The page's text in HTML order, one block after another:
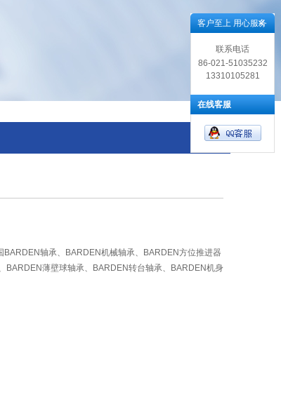
BARDEN轴承、BARDEN机械轴承、BARDEN方位推进器
BARDEN薄壁球轴承、BARDEN转台轴承、BARDEN机身
客户至上 用心服务
联系电话
86-021-51035232
13310105281
在线客服